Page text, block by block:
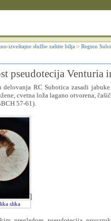
izveštajne službe zaštite bilja > Region
pseudotecija Venturia
delovanja RC Subotica zasadi
cvetna loža lagano otvorena,
57-61).
slika